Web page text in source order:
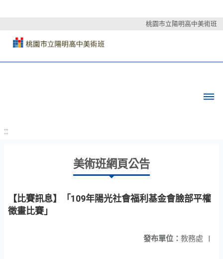
桃園市立陽明高中美術班
:::
美術班網頁公告
【比賽訊息】「109年陽光社會福利基金會臉部平權
徵畫比賽」
發布單位： 教務處 |